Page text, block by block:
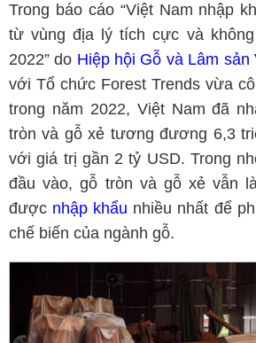
Trong báo cáo “Việt Nam nhập
từ vùng địa lý tích cực và
2022” do Hiệp hội Gỗ và Lâm sản
với Tổ chức Forest Trends vừa
trong năm 2022, Việt Nam đã
tròn và gỗ xẻ tương đương 6,3
với giá trị gần 2 tỷ USD. Trong
đầu vào, gỗ tròn và gỗ xẻ vẫn
được nhập khẩu nhiều nhất để
chế biến của ngành gỗ.